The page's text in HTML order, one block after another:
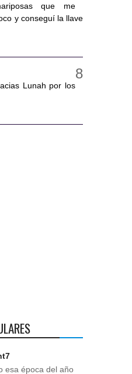
que me
y conseguí la llave
Lunah por los
esa época del año